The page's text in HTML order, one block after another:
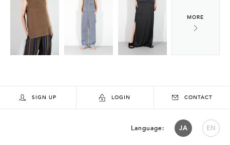
SIGN UP LOGIN CONTACT
Language: JA EN